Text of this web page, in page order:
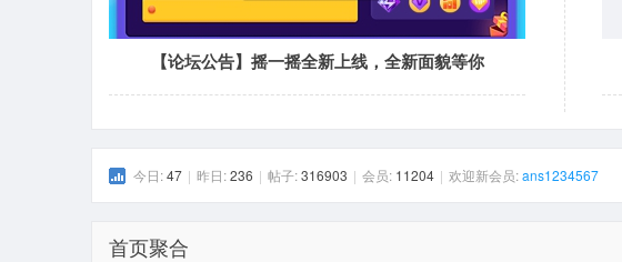
【论坛公告】摇一摇全新上线，全新面貌等你
今日:47 | 昨日:236 | 帖子:316903 | 会员: 11204 | 欢迎新会员:ans1234567
首页聚合